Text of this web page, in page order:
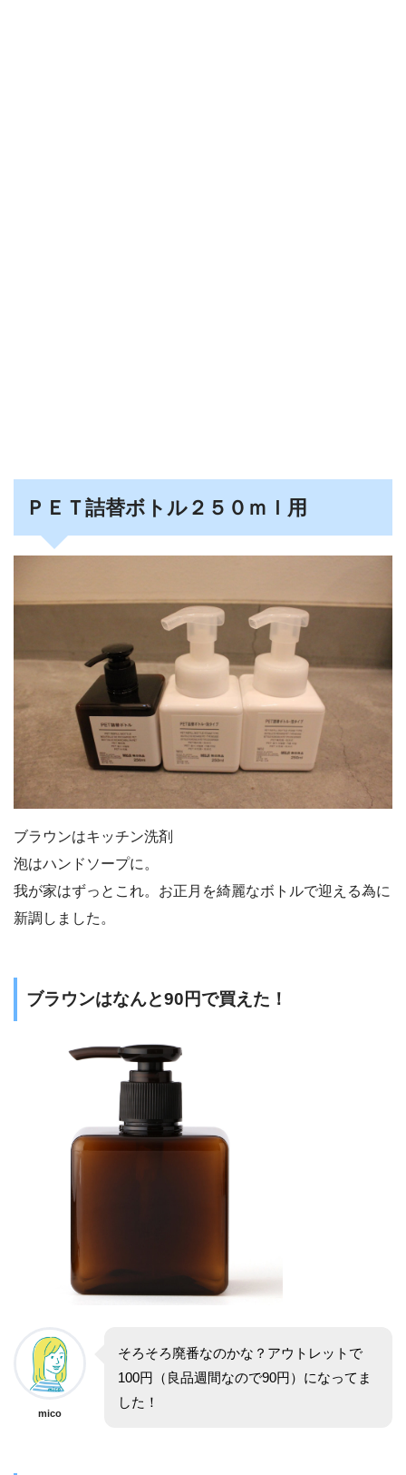
ＰＥＴ詰替ボトル２５０ｍｌ用
ブラウンはキッチン洗剤
泡はハンドソープに。
我が家はずっとこれ。お正月を綺麗なボトルで迎える為に
新調しました。
ブラウンはなんと90円で買えた！
mico
そろそろ廃番なのかな？アウトレットで
100円（良品週間なので90円）になってま
した！